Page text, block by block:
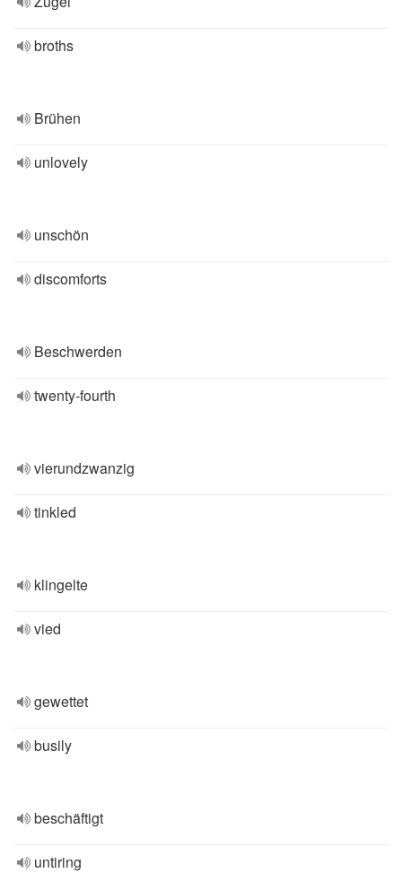
broths
Brühen
unlovely
unschön
discomforts
Beschwerden
twenty-fourth
vierundzwanzig
tinkled
klingelte
vied
gewettet
busily
beschäftigt
untiring